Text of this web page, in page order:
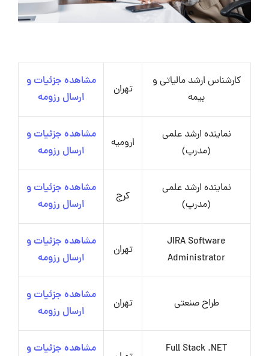
کارشناس ارشد مالیاتی و
بیمه
تهران
مشاهده جزئیات و
ارسال رزومه
نماینده ارشد علمی
(مدرپ)
ارومیه
مشاهده جزئیات و
ارسال رزومه
نماینده ارشد علمی
(مدرپ)
کرج
مشاهده جزئیات و
ارسال رزومه
JIRA Software
Administrator
تهران
مشاهده جزئیات و
ارسال رزومه
طراح صنعتی تهران
مشاهده جزئیات و
ارسال رزومه
Full Stack .NET
مشاهده جزئیات و